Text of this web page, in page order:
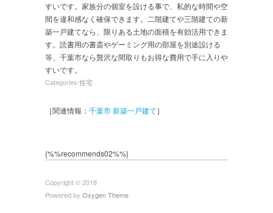
すいです。家族分の個室を設ける事で、私的な時間や空
間を違和感なく確保できます。二階建てや三階建ての新
築一戸建てなら、限りある土地の面積を有効活用できま
す。読書用の書斎やゲーミング用の部屋を別途設ける
等、千葉市なら贅沢な間取りもお得な費用で手に入りや
すいです。
Categories:住宅
［関連情報： 千葉市 新築一戸建て］
{%%recommends02%%}
Copyright © 2018
Powered by Oxygen Theme